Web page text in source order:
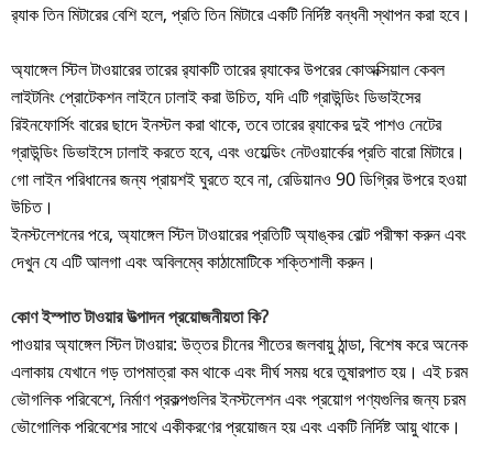
র‌্যাক তিন মিটারের বেশি হলে, প্রতি তিন মিটারে একটি নির্দিষ্ট বন্ধনী স্থাপন করা হবে।
অ্যাঙ্গেল স্টিল টাওয়ারের তারের র‌্যাকটি তারের র‌্যাকের উপরের কোঅক্সিয়াল কেবল
লাইটনিং প্রোটেকশন লাইনে ঢালাই করা উচিত, যদি এটি গ্রাউন্ডিং ডিভাইসের
রিইনফোর্সিং বারের ছাদে ইনস্টল করা থাকে, তবে তারের র‌্যাকের দুই পাশও নেটের
গ্রাউন্ডিং ডিভাইসে ঢালাই করতে হবে, এবং ওয়েল্ডিং নেটওয়ার্কের প্রতি বারো মিটারে।
গো লাইন পরিধানের জন্য প্রায়শই ঘুরতে হবে না, রেডিয়ানও 90 ডিগ্রির উপরে হওয়া
উচিত।
ইনস্টলেশনের পরে, অ্যাঙ্গেল স্টিল টাওয়ারের প্রতিটি অ্যাঙ্কর বোল্ট পরীক্ষা করুন এবং
দেখুন যে এটি আলগা এবং অবিলম্বে কাঠামোটিকে শক্তিশালী করুন।
কোণ ইস্পাত টাওয়ার উত্পাদন প্রয়োজনীয়তা কি?
পাওয়ার অ্যাঙ্গেল স্টিল টাওয়ার: উত্তর চীনের শীতের জলবায়ু ঠান্ডা, বিশেষ করে অনেক
এলাকায় যেখানে গড় তাপমাত্রা কম থাকে এবং দীর্ঘ সময় ধরে তুষারপাত হয়। এই চরম
ভৌগলিক পরিবেশে, নির্মাণ প্রকল্পগুলির ইনস্টলেশন এবং প্রয়োগ পণ্যগুলির জন্য চরম
ভৌগোলিক পরিবেশের সাথে একীকরণের প্রয়োজন হয় এবং একটি নির্দিষ্ট আয়ু থাকে।